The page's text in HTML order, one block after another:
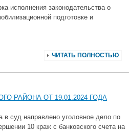
исполнения законодательства о
подготовке и
ЧИТАТЬ ПОЛНОСТЬЮ
РАЙОНА ОТ 19.01.2024 ГОДА
в суд направлено уголовное дело по
10 краж с банковского счета на